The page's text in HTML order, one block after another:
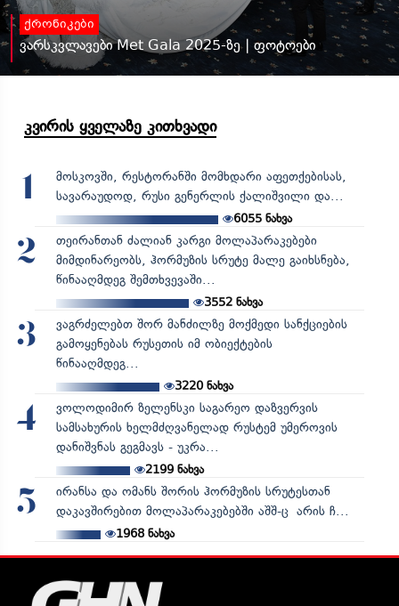
ქრონიკები
ვარსკვლავები Met Gala 2025-ზე | ფოტოები
კვირის ყველაზე კითხვადი
1
მოსკოვში, რესტორანში მომხდარი აფეთქებისას,
სავარაუდოდ, რუსი გენერლის ქალიშვილი და...
6055 ნახვა
2
თეირანთან ძალიან კარგი მოლაპარაკებები
მიმდინარეობს, ჰორმუზის სრუტე მალე გაიხსნება,
წინააღმდეგ შემთხვევაში...
3552ნახვა
3
ვაგრძელებთ შორ მანძილზე მოქმედი სანქციების
გამოყენებას რუსეთის იმ ობიექტების
წინააღმდეგ...
3220ნახვა
4
ვოლოდიმირ ზელენსკი საგარეო დაზვერვის
სამსახურის ხელმძღვანელად რუსტემ უმეროვის
დანიშვნას გეგმავს - უკრა...
2199ნახვა
5
ირანსა და ომანს შორის ჰორმუზის სრუტესთან
დაკავშირებით მოლაპარაკებებში აშშ-ც არის ჩ...
1968ნახვა